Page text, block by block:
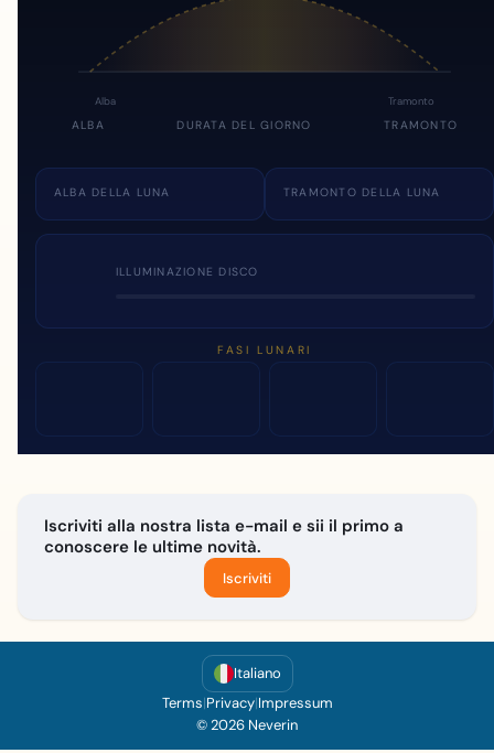
Alba Tramonto
ALBA DURATA DEL GIORNO TRAMONTO
ALBA DELLA LUNA TRAMONTO DELLA LUNA
ILLUMINAZIONE DISCO
FASI LUNARI
Iscriviti alla nostra lista e-mail e sii il primo a
conoscere le ultime novità.
Iscriviti
Italiano
Terms|Privacy|Impressum
© 2026 Neverin